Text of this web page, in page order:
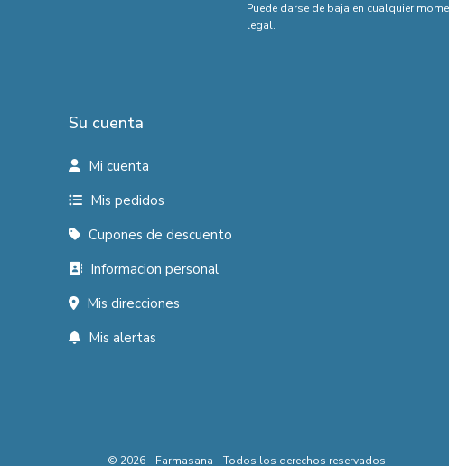
Puede darse de baja en cualquier
legal.
Su cuenta
Mi cuenta
Mis pedidos
Cupones de descuento
Informacion personal
Mis direcciones
Mis alertas
© 2026 - Farmasana - Todos los derechos reservados